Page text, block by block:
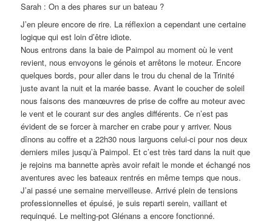
Sarah : On a des phares sur un bateau ?
J’en pleure encore de rire. La réflexion a cependant une certaine
logique qui est loin d’être idiote.
Nous entrons dans la baie de Paimpol au moment où le vent
revient, nous envoyons le génois et arrêtons le moteur. Encore
quelques bords, pour aller dans le trou du chenal de la Trinité
juste avant la nuit et la marée basse. Avant le coucher de soleil
nous faisons des manœuvres de prise de coffre au moteur avec
le vent et le courant sur des angles différents. Ce n’est pas
évident de se forcer à marcher en crabe pour y arriver. Nous
dînons au coffre et a 22h30 nous larguons celui-ci pour nos deux
derniers miles jusqu’à Paimpol. Et c’est très tard dans la nuit que
je rejoins ma bannette après avoir refait le monde et échangé nos
aventures avec les bateaux rentrés en même temps que nous.
J’ai passé une semaine merveilleuse. Arrivé plein de tensions
professionnelles et épuisé, je suis reparti serein, vaillant et
requinqué. Le melting-pot Glénans a encore fonctionné.